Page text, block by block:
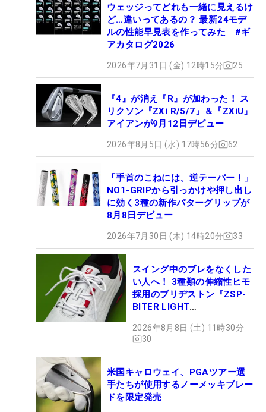
ウェッジってどれも一緒に見えるけ
ど…違いってあるの？ 最新24モデ
ルの性能早見表を作ってみた #ギ
アカタログ2026
2026年7月31日 (金) 12時15分 25
『4』が消え『R』が加わった！ ス
リクソン『ZXi R/5/7』＆『ZXiU』
アイアンが9月12日デビュー
2026年8月5日 (水) 17時56分 62
「手首のこねには、逆テーパー！」
NO1-GRIPから引っかけや押し出し
に効く3種の新作パターグリップが
8月8日デビュー
2026年7月30日 (木) 14時20分 33
スイング中のブレをなくした
い人へ！ 3種類の伸縮性ヒモ
採用のブリヂストン『ZSP-
BITER LIGHT
ュー
2026年8月8日 (土) 11時30分
30
米国キャロウェイ、PGAツアー選
手たちが使用するノーメッキブレー
ドを限定発売